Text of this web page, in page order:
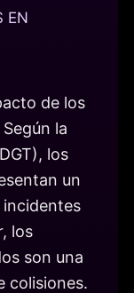
EN
de los
la
los
un
los
son una
colisiones.